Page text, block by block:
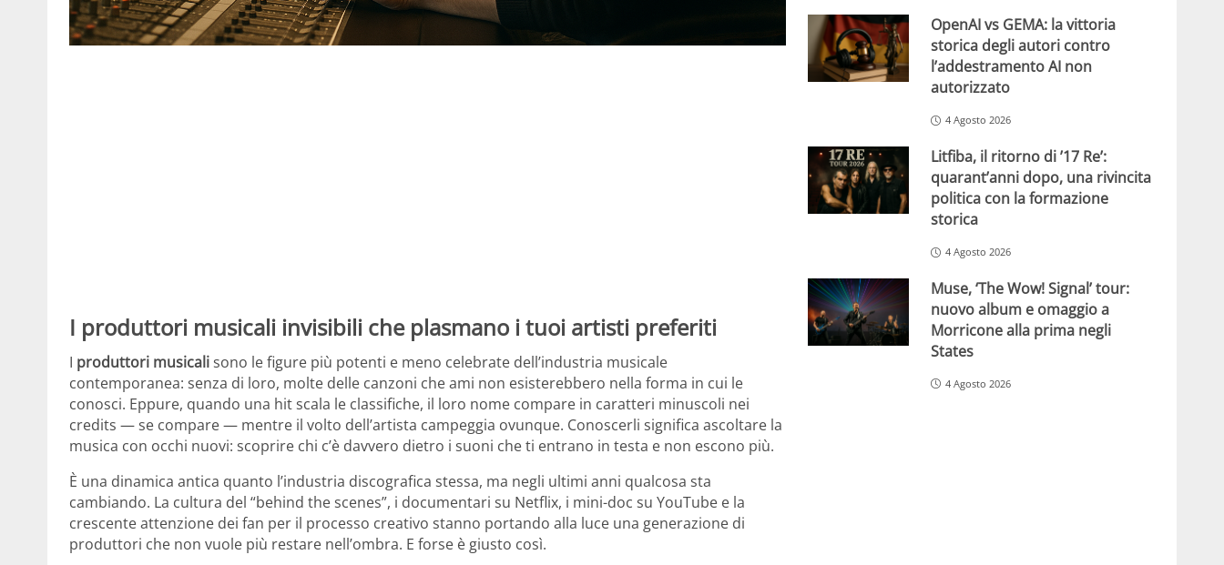
I produttori musicali invisibili che plasmano i tuoi artisti preferiti
I produttori musicalisono le figure più potenti e meno celebrate dell’industria musicale
contemporanea: senza di loro, molte delle canzoni che ami non esisterebbero nella forma in cui le
conosci. Eppure, quando una hit scala le classifiche, il loro nome compare in caratteri minuscoli nei
credits — se compare — mentre il volto dell’artista campeggia ovunque. Conoscerli significa ascoltare la
musica con occhi nuovi: scoprire chi c’è davvero dietro i suoni che ti entrano in testa e non escono più.
È una dinamica antica quanto l’industria discografica stessa, ma negli ultimi anni qualcosa sta
cambiando. La cultura del “behind the scenes”, i documentari su Netflix, i mini-doc su YouTube e la
crescente attenzione dei fan per il processo creativo stanno portando alla luce una generazione di
produttori che non vuole più restare nell’ombra. E forse è giusto così.
OpenAI vs GEMA: la vittoria
storica degli autori contro
l’addestramento AI non
autorizzato
4 Agosto 2026
Litfiba, il ritorno di ’17 Re’:
quarant’anni dopo, una rivincita
politica con la formazione
storica
4 Agosto 2026
Muse, ‘The Wow! Signal’ tour:
nuovo album e omaggio a
Morricone alla prima negli
States
4 Agosto 2026